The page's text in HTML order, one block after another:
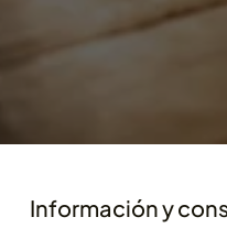
Información y